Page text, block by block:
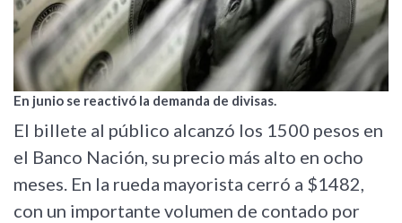
En junio se reactivó la demanda de divisas.
El billete al público alcanzó los 1500 pesos en
el Banco Nación, su precio más alto en ocho
meses. En la rueda mayorista cerró a $1482,
con un importante volumen de contado por